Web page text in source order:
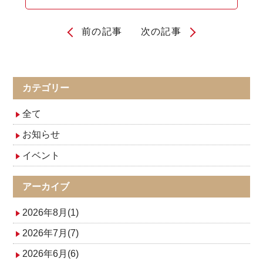
ナ
ビ
ゲ
ー
シ
ョ
ン
前の記事 次の記事
カテゴリー
全て
お知らせ
イベント
アーカイブ
2026年8月(1)
2026年7月(7)
2026年6月(6)